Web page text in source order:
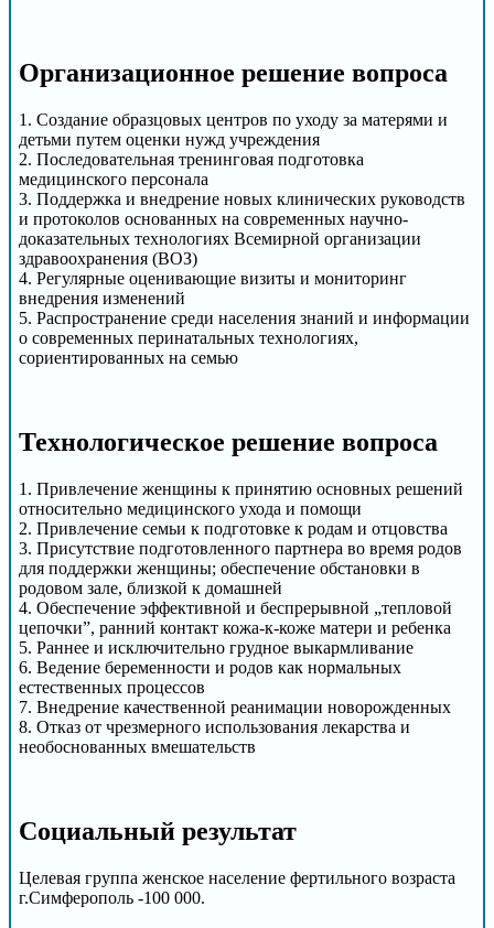
Организационное решение вопроса
1. Создание образцовых центров по уходу за матерями и
детьми путем оценки нужд учреждения
2. Последовательная тренинговая подготовка
медицинского персонала
3. Поддержка и внедрение новых клинических руководств
и протоколов основанных на современных научно-
доказательных технологиях Всемирной организации
здравоохранения (ВОЗ)
4. Регулярные оценивающие визиты и мониторинг
внедрения изменений
5. Распространение среди населения знаний и информации
о современных перинатальных технологиях,
сориентированных на семью
Технологическое решение вопроса
1. Привлечение женщины к принятию основных решений
относительно медицинского ухода и помощи
2. Привлечение семьи к подготовке к родам и отцовства
3. Присутствие подготовленного партнера во время родов
для поддержки женщины; обеспечение обстановки в
родовом зале, близкой к домашней
4. Обеспечение эффективной и беспрерывной „тепловой
цепочки”, ранний контакт кожа-к-коже матери и ребенка
5. Раннее и исключительно грудное выкармливание
6. Ведение беременности и родов как нормальных
естественных процессов
7. Внедрение качественной реанимации новорожденных
8. Отказ от чрезмерного использования лекарства и
необоснованных вмешательств
Cоциальный результат
Целевая группа женское население фертильного возраста
г.Симферополь -100 000.